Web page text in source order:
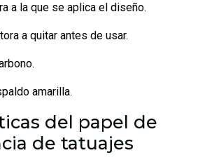
a la que se aplica el diseño.
a quitar antes de usar.
amarilla.
del papel de
de tatuajes